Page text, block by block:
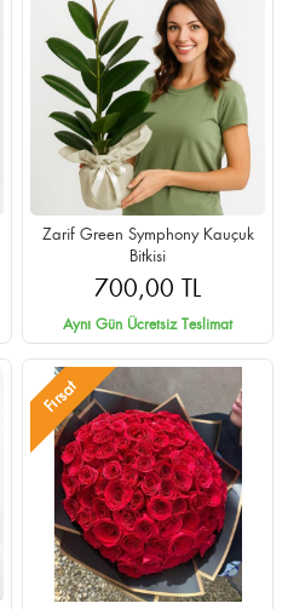
Zarif Green Symphony Kauçuk
Bitkisi
700,00 TL
Aynı Gün Ücretsiz Teslimat
Fırsat